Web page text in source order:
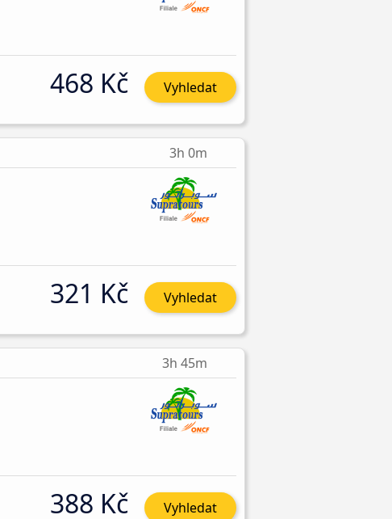
468 Kč Vyhledat
3h 0m
321 Kč Vyhledat
3h 45m
388 Kč Vyhledat